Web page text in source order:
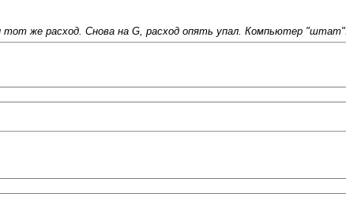
же расход. Снова на G, расход опять упал. Компьютер "штат".